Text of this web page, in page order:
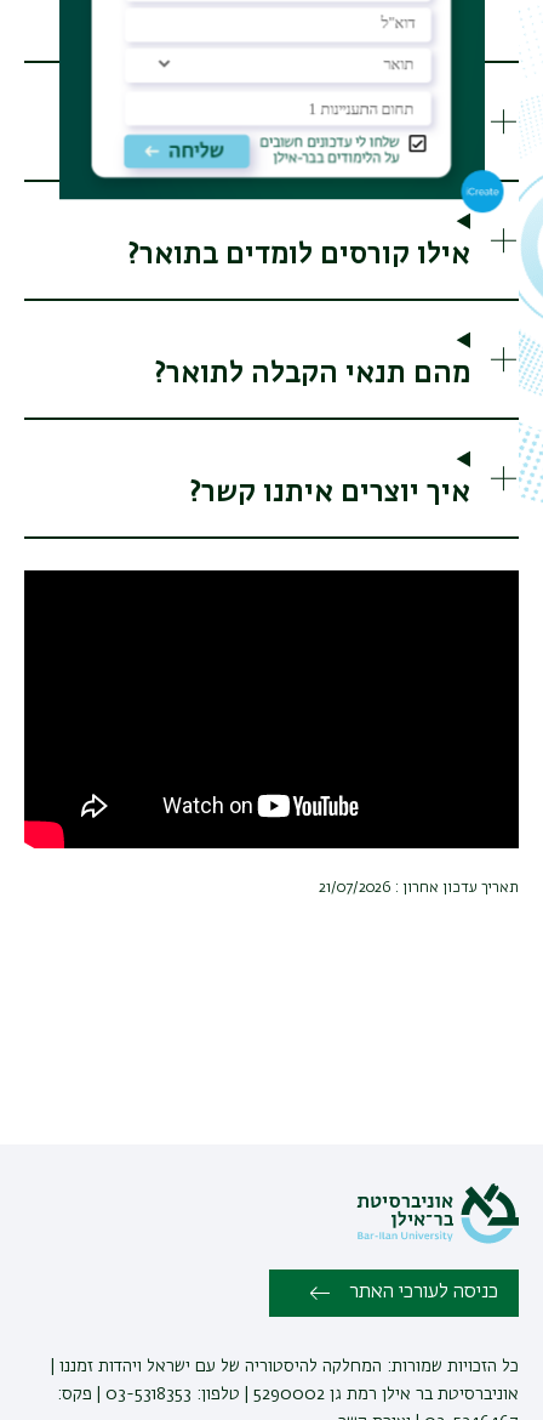
והקריירה?
איך בנויה תוכנית הלימודים?
אילו קורסים לומדים בתואר?
מהם תנאי הקבלה לתואר?
איך יוצרים איתנו קשר?
תאריך עדכון אחרון : 21/07/2026
כניסה לעורכי האתר
כל הזכויות שמורות: המחלקה להיסטוריה של עם ישראל ויהדות זמננו |
אוניברסיטת בר אילן רמת גן 5290002 | טלפון: 03-5318353 | פקס: